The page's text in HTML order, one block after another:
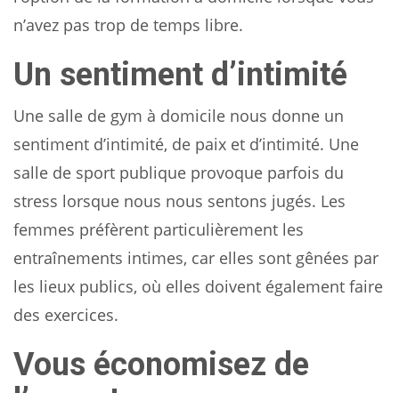
n’avez pas trop de temps libre.
Un sentiment d’intimité
Une salle de gym à domicile nous donne un
sentiment d’intimité, de paix et d’intimité. Une
salle de sport publique provoque parfois du
stress lorsque nous nous sentons jugés. Les
femmes préfèrent particulièrement les
entraînements intimes, car elles sont gênées par
les lieux publics, où elles doivent également faire
des exercices.
Vous économisez de